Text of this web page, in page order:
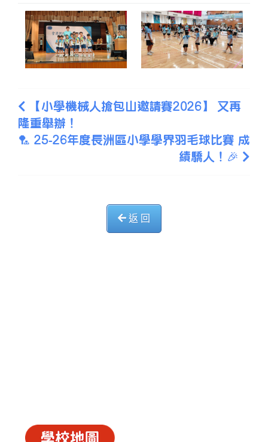
【小學機械人搶包山邀請賽2026】 又再
隆重舉辦！
🏸 25-26年度長洲區小學學界羽毛球比賽 成
績驕人！🎉
返 回